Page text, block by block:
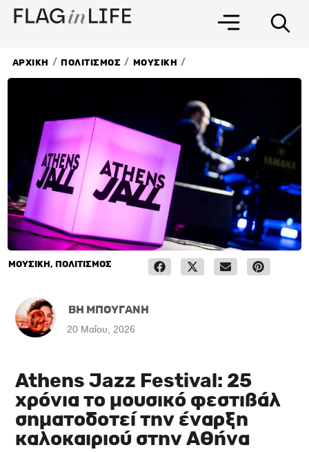
Μετάβαση
στο
ΑΡΧΙΚΗ / ΠΟΛΙΤΙΣΜΟΣ / ΜΟΥΣΙΚΗ /
ΜΟΥΣΙΚΗ, ΠΟΛΙΤΙΣΜΟΣ
ΒΗ ΜΠΟΥΓΑΝΗ
20 Μαΐου, 2026
Athens Jazz Festival: 25
χρόνια το μουσικό φεστιβάλ
σηματοδοτεί την έναρξη
καλοκαιριού στην Αθήνα